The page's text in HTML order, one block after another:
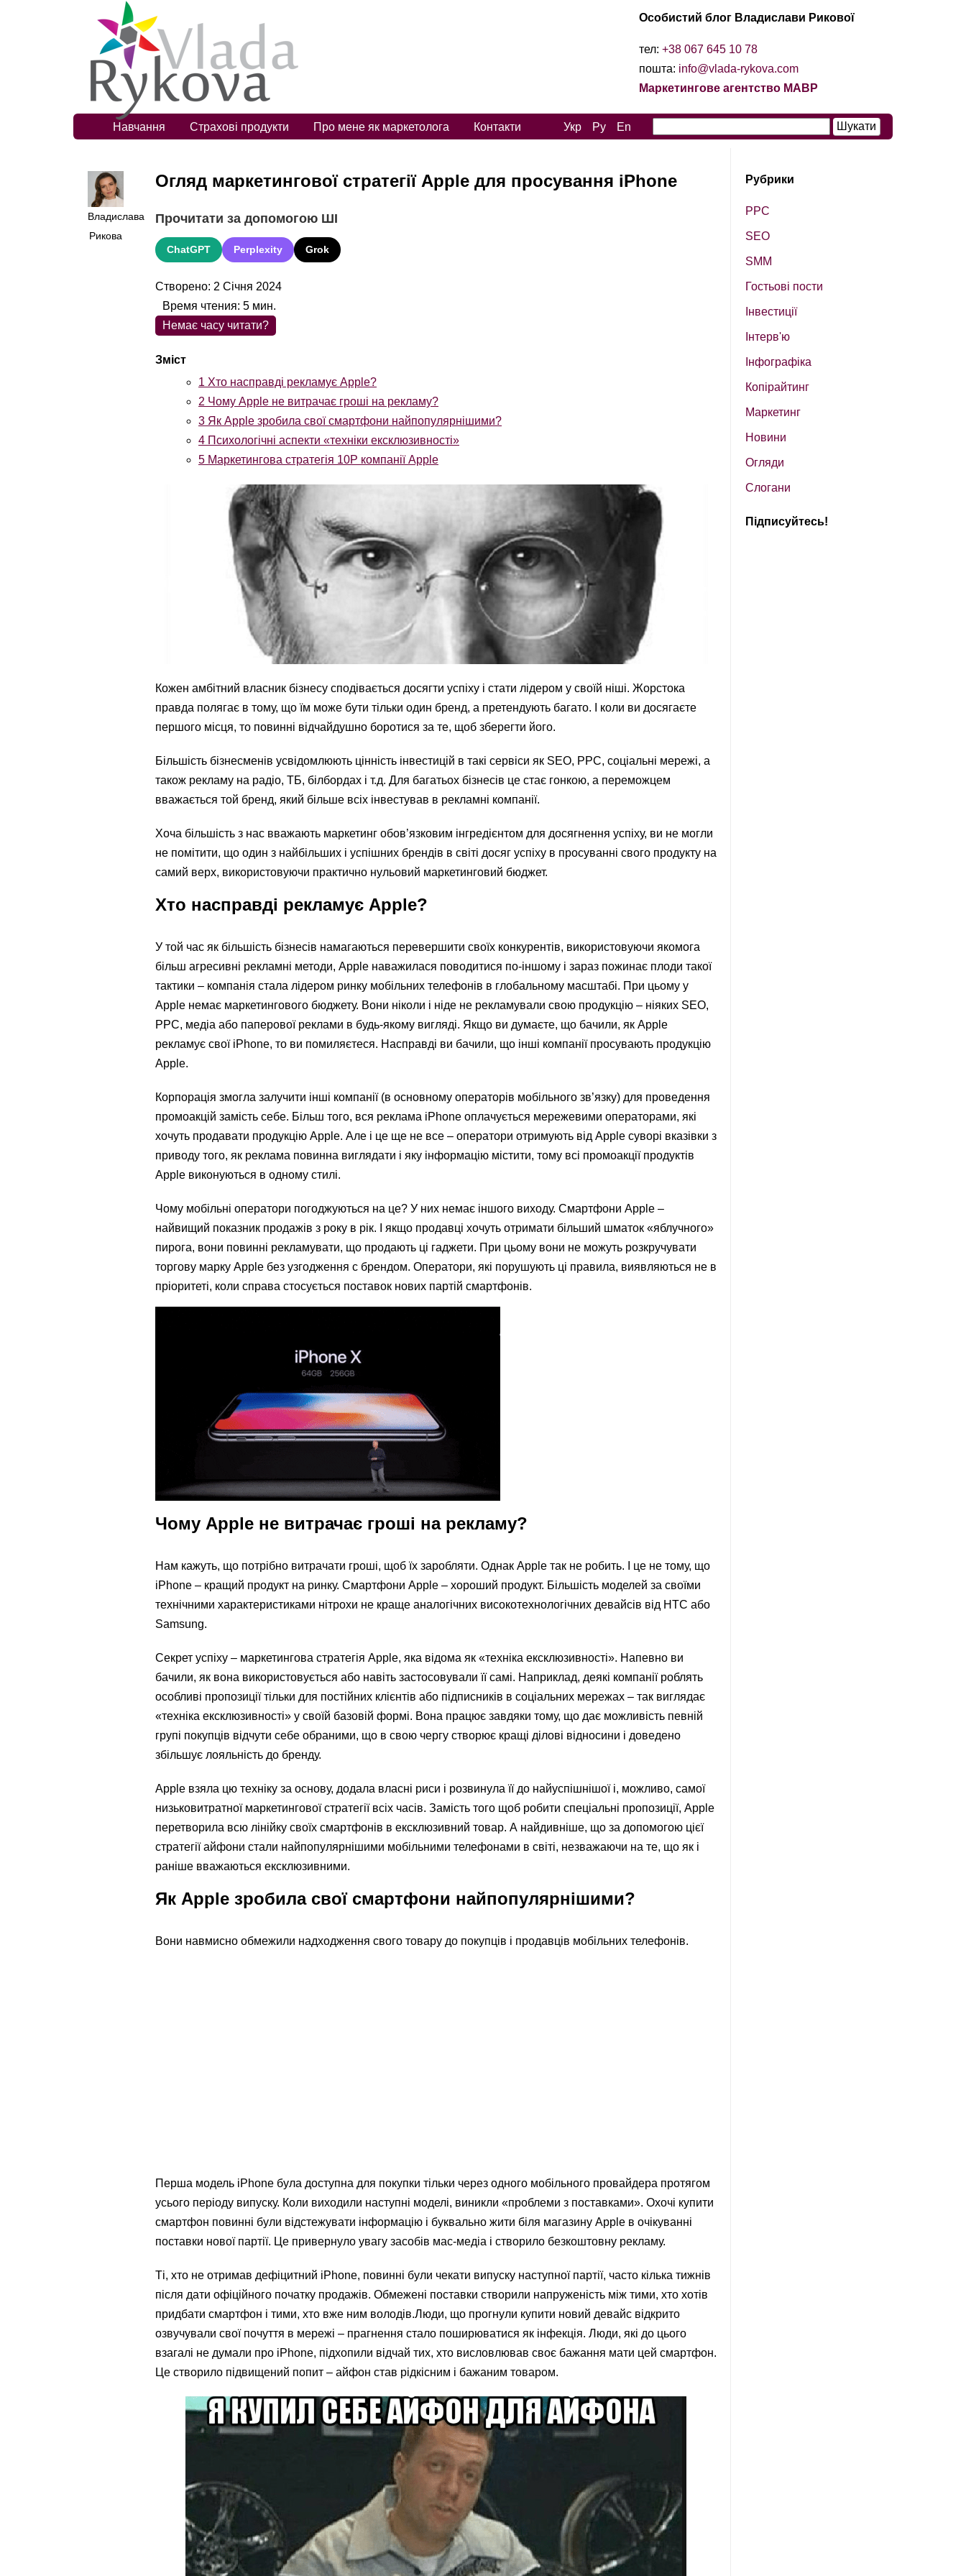
Особистий блог Владислави Рикової
тел: +38 067 645 10 78
пошта: info@vlada-rykova.com
Маркетингове агентство МАВР
Навчання Страхові продукти Про мене як маркетолога Контакти Укр Ру En
Владислава
Рикова
Огляд маркетингової стратегії Apple для просування iPhone
Прочитати за допомогою ШІ
ChatGPT Perplexity Grok
Створено: 2 Січня 2024
Немає часу читати?
1 Хто насправді рекламує Apple?
2 Чому Apple не витрачає гроші на рекламу?
3 Як Apple зробила свої смартфони найпопулярнішими?
4 Психологічні аспекти «техніки ексклюзивності»
5 Маркетингова стратегія 10P компанії Apple
Время чтения: 5 мин.
Кожен амбітний власник бізнесу сподівається досягти успіху і стати лідером у своїй ніші. Жорстока
правда полягає в тому, що їм може бути тільки один бренд, а претендують багато. І коли ви досягаєте
першого місця, то повинні відчайдушно боротися за те, щоб зберегти його.
Більшість бізнесменів усвідомлюють цінність інвестицій в такі сервіси як SEO, PPC, соціальні мережі, а
також рекламу на радіо, ТБ, білбордах і т.д. Для багатьох бізнесів це стає гонкою, а переможцем
вважається той бренд, який більше всіх інвестував в рекламні компанії.
Хоча більшість з нас вважають маркетинг обов’язковим інгредієнтом для досягнення успіху, ви не могли
не помітити, що один з найбільших і успішних брендів в світі досяг успіху в просуванні свого продукту на
самий верх, використовуючи практично нульовий маркетинговий бюджет.
Хто насправді рекламує Apple?
У той час як більшість бізнесів намагаються перевершити своїх конкурентів, використовуючи якомога
більш агресивні рекламні методи, Apple наважилася поводитися по-іншому і зараз пожинає плоди такої
тактики – компанія стала лідером ринку мобільних телефонів в глобальному масштабі. При цьому у
Apple немає маркетингового бюджету. Вони ніколи і ніде не рекламували свою продукцію – ніяких SEO,
PPC, медіа або паперової реклами в будь-якому вигляді. Якщо ви думаєте, що бачили, як Apple
рекламує свої iPhone, то ви помиляєтеся. Насправді ви бачили, що інші компанії просувають продукцію
Apple.
Корпорація змогла залучити інші компанії (в основному операторів мобільного зв’язку) для проведення
промоакцій замість себе. Більш того, вся реклама iPhone оплачується мережевими операторами, які
хочуть продавати продукцію Apple. Але і це ще не все – оператори отримують від Apple суворі вказівки з
приводу того, як реклама повинна виглядати і яку інформацію містити, тому всі промоакції продуктів
Apple виконуються в одному стилі.
Чому мобільні оператори погоджуються на це? У них немає іншого виходу. Смартфони Apple –
найвищий показник продажів з року в рік. І якщо продавці хочуть отримати більший шматок «яблучного»
пирога, вони повинні рекламувати, що продають ці гаджети. При цьому вони не можуть розкручувати
торгову марку Apple без узгодження c брендом. Оператори, які порушують ці правила, виявляються не в
пріоритеті, коли справа стосується поставок нових партій смартфонів.
Чому Apple не витрачає гроші на рекламу?
Нам кажуть, що потрібно витрачати гроші, щоб їх заробляти. Однак Apple так не робить. І це не тому, що
iPhone – кращий продукт на ринку. Смартфони Apple – хороший продукт. Більшість моделей за своїми
технічними характеристиками нітрохи не краще аналогічних високотехнологічних девайсів від HTC або
Samsung.
Секрет успіху – маркетингова стратегія Apple, яка відома як «техніка ексклюзивності». Напевно ви
бачили, як вона використовується або навіть застосовували її самі. Наприклад, деякі компанії роблять
особливі пропозиції тільки для постійних клієнтів або підписників в соціальних мережах – так виглядає
«техніка ексклюзивності» у своїй базовій формі. Вона працює завдяки тому, що дає можливість певній
групі покупців відчути себе обраними, що в свою чергу створює кращі ділові відносини і доведено
збільшує лояльність до бренду.
Apple взяла цю техніку за основу, додала власні риси і розвинула її до найуспішнішої і, можливо, самої
низьковитратної маркетингової стратегії всіх часів. Замість того щоб робити спеціальні пропозиції, Apple
перетворила всю лінійку своїх смартфонів в ексклюзивний товар. А найдивніше, що за допомогою цієї
стратегії айфони стали найпопулярнішими мобільними телефонами в світі, незважаючи на те, що як і
раніше вважаються ексклюзивними.
Як Apple зробила свої смартфони найпопулярнішими?
Вони навмисно обмежили надходження свого товару до покупців і продавців мобільних телефонів.
Перша модель iPhone була доступна для покупки тільки через одного мобільного провайдера протягом
усього періоду випуску. Коли виходили наступні моделі, виникли «проблеми з поставками». Охочі купити
смартфон повинні були відстежувати інформацію і буквально жити біля магазину Apple в очікуванні
поставки нової партії. Це привернуло увагу засобів мас-медіа і створило безкоштовну рекламу.
Ті, хто не отримав дефіцитний iPhone, повинні були чекати випуску наступної партії, часто кілька тижнів
після дати офіційного початку продажів. Обмежені поставки створили напруженість між тими, хто хотів
придбати смартфон і тими, хто вже ним володів.Люди, що прогнули купити новий девайс відкрито
озвучували свої почуття в мережі – прагнення стало поширюватися як інфекція. Люди, які до цього
взагалі не думали про iPhone, підхопили відчай тих, хто висловлював своє бажання мати цей смартфон.
Це створило підвищений попит – айфон став рідкісним і бажаним товаром.
Рубрики
PPC
SEO
SМM
Гостьові пости
Інвестиції
Інтерв'ю
Інфографіка
Копірайтинг
Маркетинг
Новини
Огляди
Слогани
Підписуйтесь!